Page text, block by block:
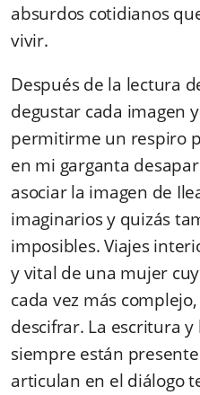
absurdos cotidianos
vivir.
Después de la lectura
degustar cada imagen
permitirme un respiro
en mi garganta
asociar la imagen de
imaginarios y quizás
imposibles. Viajes
y vital de una mujer
cada vez más
descifrar. La escritura
siempre están
articulan en el diálogo